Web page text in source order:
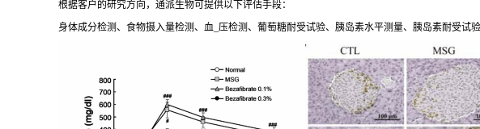
根据客户的研究方向，通派生物可提供以下评估手段：
身体成分检测、食物摄入量检测、血_压检测、葡萄糖耐受试验、胰岛素水平测量、胰岛素耐受试